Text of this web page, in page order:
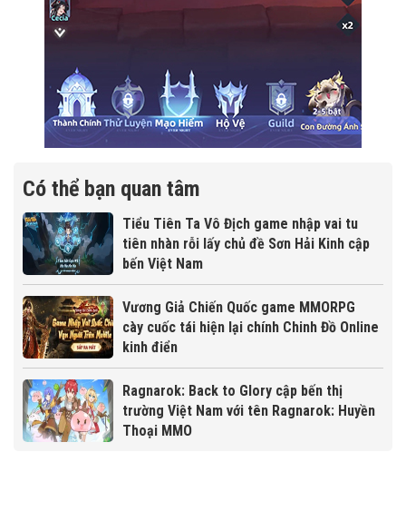
Có thể bạn quan tâm
Tiểu Tiên Ta Vô Địch game nhập vai tu
tiên nhàn rỗi lấy chủ đề Sơn Hải Kinh cập
bến Việt Nam
Vương Giả Chiến Quốc game MMORPG
cày cuốc tái hiện lại chính Chinh Đồ Online
kinh điển
Ragnarok: Back to Glory cập bến thị
trường Việt Nam với tên Ragnarok: Huyền
Thoại MMO